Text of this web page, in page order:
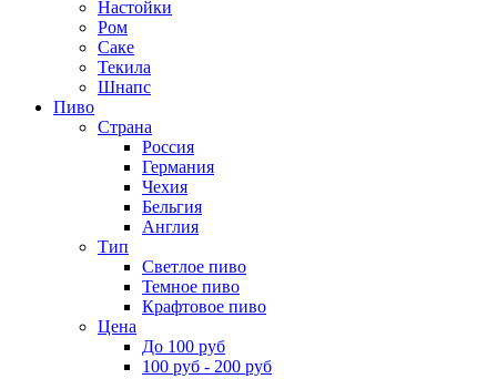
Настойки
Ром
Саке
Текила
Шнапс
Пиво
Страна
Россия
Германия
Чехия
Бельгия
Англия
Тип
Светлое пиво
Темное пиво
Крафтовое пиво
Цена
До 100 руб
100 руб - 200 руб